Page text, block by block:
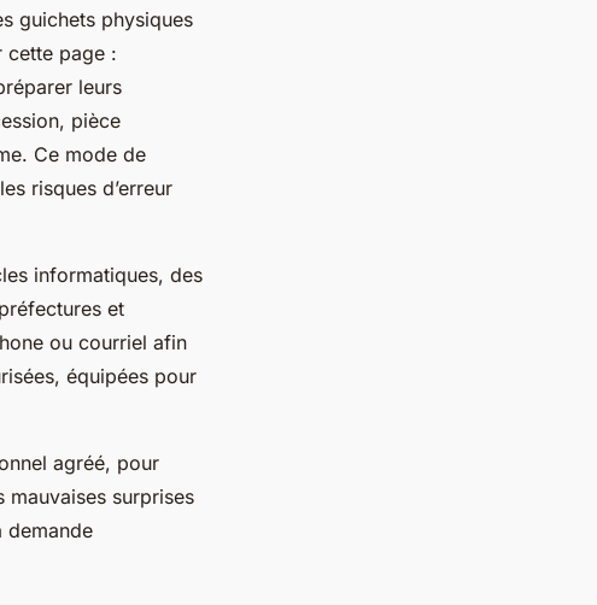
guichets physiques
cette page :
leurs
pièce
Ce mode de
risques d’erreur
informatiques, des
et
ou courriel afin
équipées pour
agréé, pour
surprises
demande